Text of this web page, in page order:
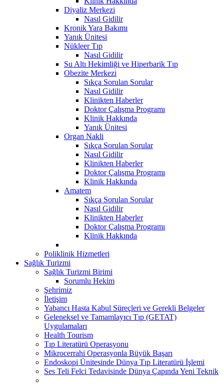
Diyaliz Merkezi
Nasıl Gidilir
Kronik Yara Bakımı
Yanık Ünitesi
Nükleer Tıp
Nasıl Gidilir
Su Altı Hekimliği ve Hiperbarik Tıp
Obezite Merkezi
Sıkça Sorulan Sorular
Nasıl Gidilir
Klinikten Haberler
Doktor Çalışma Programı
Klinik Hakkında
Yanık Ünitesi
Organ Nakli
Sıkça Sorulan Sorular
Nasıl Gidilir
Klinikten Haberler
Doktor Çalışma Programı
Klinik Hakkında
Amatem
Sıkça Sorulan Sorular
Nasıl Gidilir
Klinikten Haberler
Doktor Çalışma Programı
Klinik Hakkında
Poliklinik Hizmetleri
Sağlık Turizmi
Sağlık Turizmi Birimi
Sorumlu Hekim
Şehrimiz
İletişim
Yabancı Hasta Kabul Süreçleri ve Gerekli Belgeler
Geleneksel ve Tamamlayıcı Tıp (GETAT)
Uygulamaları
Health Tourism
Tıp Literatürü Operasyonu
Mikrocerrahi Operasyonla Büyük Başarı
Endoskopi Ünitesinde Dünya Tıp Literatürü İşlemi
Ses Teli Felci Tedavisinde Dünya Çapında Yeni Teknik